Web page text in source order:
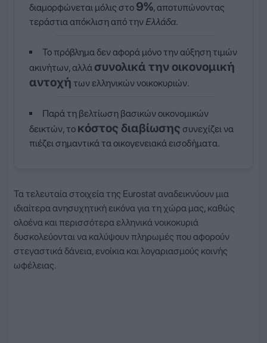
διαμορφώνεται μόλις στο 9%, αποτυπώνοντας
τεράστια απόκλιση από την Ελλάδα.
Το πρόβλημα δεν αφορά μόνο την αύξηση τιμών
ακινήτων, αλλά συνολικά την οικονομική
αντοχή των ελληνικών νοικοκυριών.
Παρά τη βελτίωση βασικών οικονομικών
δεικτών, το κόστος διαβίωσης συνεχίζει να
πιέζει σημαντικά τα οικογενειακά εισοδήματα.
Τα τελευταία στοιχεία της Eurostat αναδεικνύουν μια
ιδιαίτερα ανησυχητική εικόνα για τη χώρα μας, καθώς
ολοένα και περισσότερα ελληνικά νοικοκυριά
δυσκολεύονται να καλύψουν πληρωμές που αφορούν
στεγαστικά δάνεια, ενοίκια και λογαριασμούς κοινής
ωφέλειας.